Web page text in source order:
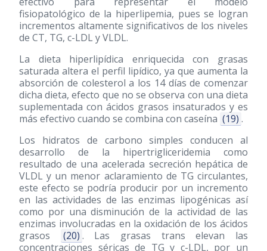
fisiopatológico de la hiperlipemia, pues se logran
incrementos altamente significativos de los niveles
de CT, TG, c-LDL y VLDL.
La dieta hiperlipídica enriquecida con grasas
saturada altera el perfil lipídico, ya que aumenta la
absorción de colesterol a los 14 días de comenzar
dicha dieta, efecto que no se observa con una dieta
suplementada con ácidos grasos insaturados y es
más efectivo cuando se combina con caseína (19) .
Los hidratos de carbono simples conducen al
desarrollo de la hipertrigliceridemia como
resultado de una acelerada secreción hepática de
VLDL y un menor aclaramiento de TG circulantes,
este efecto se podría producir por un incremento
en las actividades de las enzimas lipogénicas así
como por una disminución de la actividad de las
enzimas involucradas en la oxidación de los ácidos
grasos
(20) . Las grasas trans elevan las
concentraciones séricas de TG y c-LDL, por un